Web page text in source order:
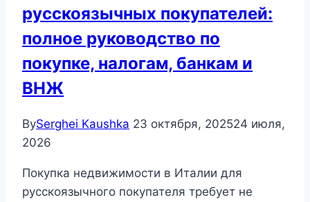
русскоязычных покупателей:
полное руководство по
покупке, налогам, банкам и
ВНЖ
BySerghei Kaushka 23 октября, 202524 июля,
2026
Покупка недвижимости в Италии для
русскоязычного покупателя требует не